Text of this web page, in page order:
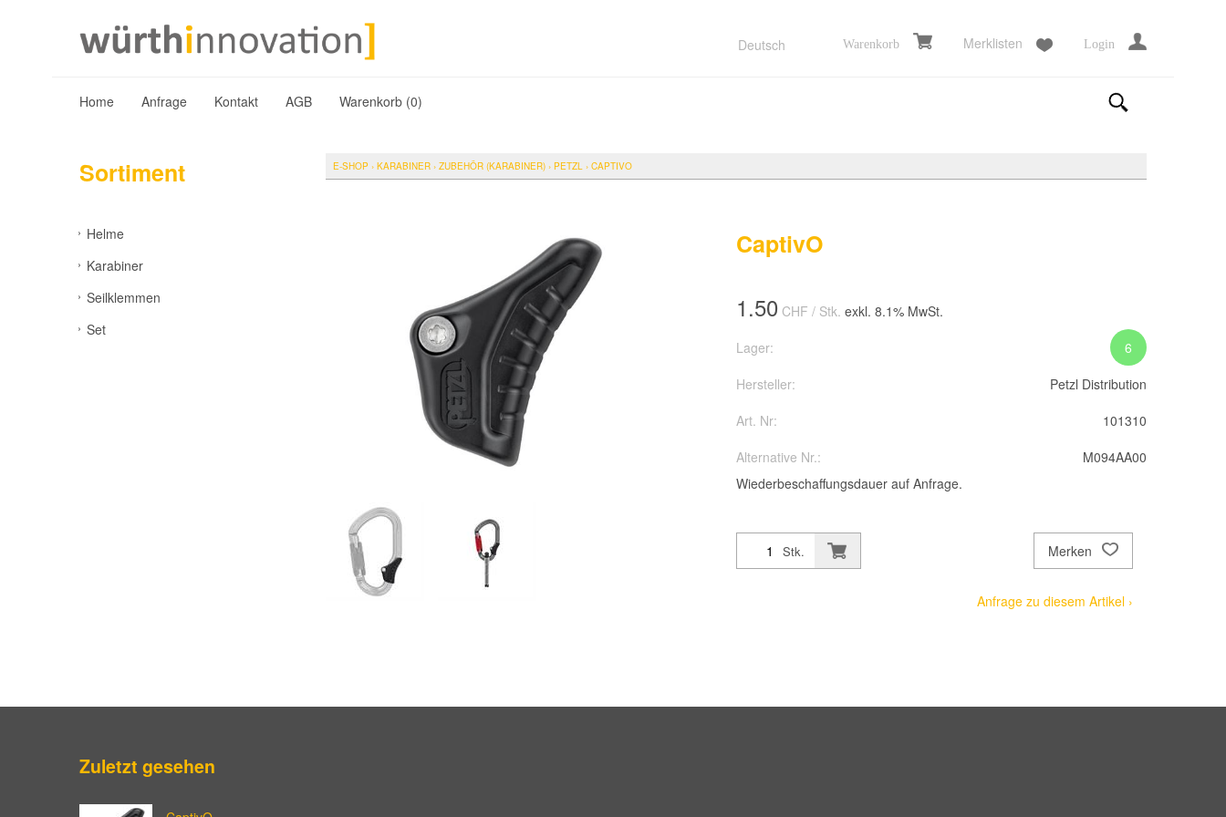
Deutsch Warenkorb Merklisten Login
Home Anfrage Kontakt AGB Warenkorb (0)
Sortiment
Helme
Karabiner
Seilklemmen
Set
E-SHOP › KARABINER › ZUBEHÖR (KARABINER) › PETZL › CAPTIVO
CaptivO
1.50 CHF / Stk. exkl. 8.1% MwSt.
Lager:
6
Hersteller:
Petzl Distribution
Art. Nr:
101310
Alternative Nr.:
M094AA00
Wiederbeschaffungsdauer auf Anfrage.
Stk. Merken
Anfrage zu diesem Artikel ›
Zuletzt gesehen